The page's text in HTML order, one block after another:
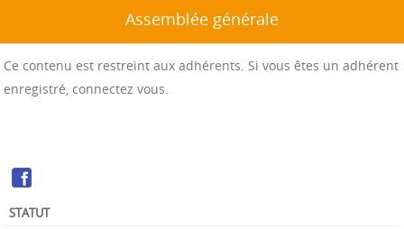
Assemblée générale
Ce contenu est restreint aux adhérents. Si vous êtes un adhérent
enregistré, connectez vous.
STATUT